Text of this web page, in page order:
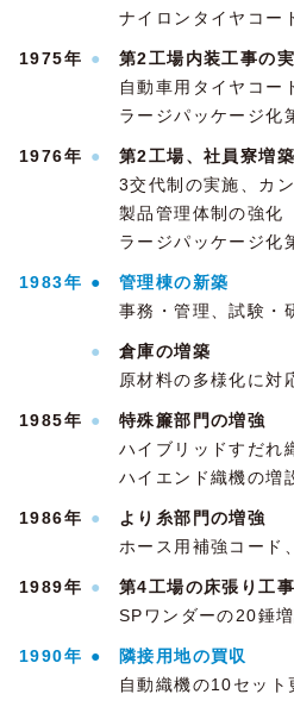
ナイロンタイヤコー
1975年 ●
第2工場内装工事の
自動車用タイヤコー
ラージパッケージ化
1976年 ●
第2工場、社員寮増築
3交代制の実施、カ
製品管理体制の強化
ラージパッケージ化
1983年 ●
管理棟の新築
事務・管理、試験・
●
倉庫の増築
原材料の多様化に対
1985年 ●
特殊簾部門の増強
ハイブリッドすだれ
ハイエンド織機の増
1986年 ●
より糸部門の増強
ホース用補強コード
1989年 ●
第4工場の床張り工
SPワンダーの20錘
1990年 ●
隣接用地の買収
自動織機の10セット